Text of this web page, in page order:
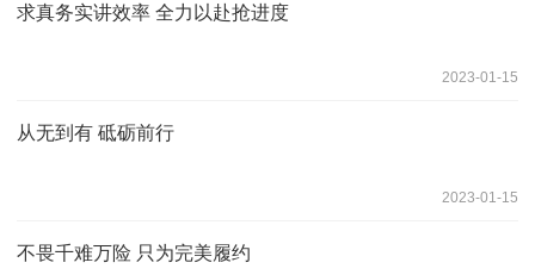
求真务实讲效率 全力以赴抢进度
2023-01-15
从无到有 砥砺前行
2023-01-15
不畏千难万险 只为完美履约